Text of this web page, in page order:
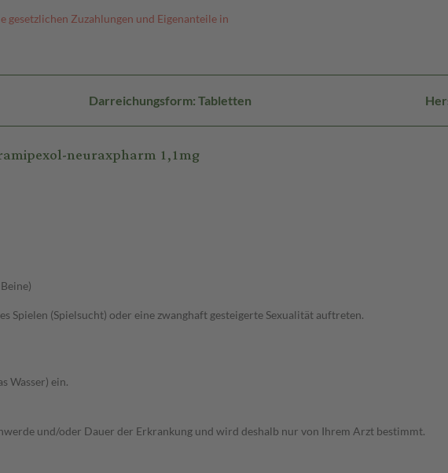
gesetzlichen Zuzahlungen und Eigenanteile in
Darreichungsform: Tabletten
neuraxpharm 1,1mg
Spielen (Spielsucht) oder eine zwanghaft gesteigerte Sexualität auftreten.
Wasser) ein.
und/oder Dauer der Erkrankung und wird deshalb nur von Ihrem Arzt bestimmt.